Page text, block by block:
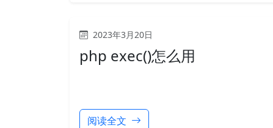
2023年3月20日
php exec()怎么用
阅读全文